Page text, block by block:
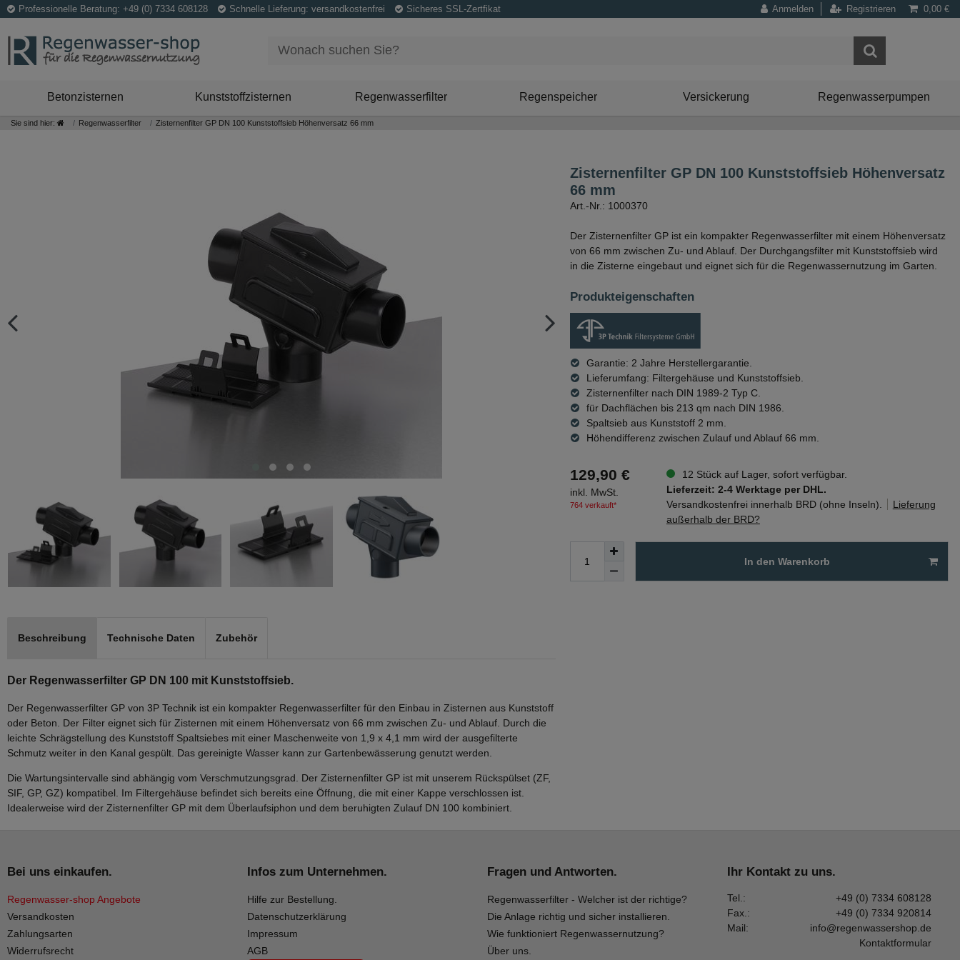
Professionelle Beratung: +49 (0) 7334 608128 Schnelle Lieferung: versandkostenfrei Sicheres SSL-Zertfikat Anmelden Registrieren 0,00 €
Betonzisternen Kunststoffzisternen Regenwasserfilter Regenspeicher Versickerung Regenwasserpumpen
Sie sind hier: Regenwasserfilter Zisternenfilter GP DN 100 Kunststoffsieb Höhenversatz 66 mm
Zisternenfilter GP DN 100 Kunststoffsieb Höhenversatz
66 mm
Art.-Nr.: 1000370
Der Zisternenfilter GP ist ein kompakter Regenwasserfilter mit einem Höhenversatz
von 66 mm zwischen Zu- und Ablauf. Der Durchgangsfilter mit Kunststoffsieb wird
in die Zisterne eingebaut und eignet sich für die Regenwassernutzung im Garten.
Produkteigenschaften
Garantie: 2 Jahre Herstellergarantie.
Lieferumfang: Filtergehäuse und Kunststoffsieb.
Zisternenfilter nach DIN 1989-2 Typ C.
für Dachflächen bis 213 qm nach DIN 1986.
Spaltsieb aus Kunststoff 2 mm.
Höhendifferenz zwischen Zulauf und Ablauf 66 mm.
129,90 €
inkl. MwSt.
764 verkauft*
12 Stück auf Lager, sofort verfügbar.
Lieferzeit: 2-4 Werktage per DHL.
Versandkostenfrei innerhalb BRD (ohne Inseln).
Lieferung
außerhalb der BRD?
In den Warenkorb
Beschreibung Technische Daten Zubehör
Der Regenwasserfilter GP DN 100 mit Kunststoffsieb.
Der Regenwasserfilter GP von 3P Technik ist ein kompakter Regenwasserfilter für den Einbau in Zisternen aus Kunststoff
oder Beton. Der Filter eignet sich für Zisternen mit einem Höhenversatz von 66 mm zwischen Zu- und Ablauf. Durch die
leichte Schrägstellung des Kunststoff Spaltsiebes mit einer Maschenweite von 1,9 x 4,1 mm wird der ausgefilterte
Schmutz weiter in den Kanal gespült. Das gereinigte Wasser kann zur Gartenbewässerung genutzt werden.
Die Wartungsintervalle sind abhängig vom Verschmutzungsgrad. Der Zisternenfilter GP ist mit unserem Rückspülset (ZF,
SIF, GP, GZ) kompatibel. Im Filtergehäuse befindet sich bereits eine Öffnung, die mit einer Kappe verschlossen ist.
Idealerweise wird der Zisternenfilter GP mit dem Überlaufsiphon und dem beruhigten Zulauf DN 100 kombiniert.
Bei uns einkaufen.
Regenwasser-shop Angebote
Versandkosten
Zahlungsarten
Widerrufsrecht
Infos zum Unternehmen.
Hilfe zur Bestellung.
Datenschutzerklärung
Impressum
AGB
Fragen und Antworten.
Regenwasserfilter - Welcher ist der richtige?
Die Anlage richtig und sicher installieren.
Wie funktioniert Regenwassernutzung?
Über uns.
Ihr Kontakt zu uns.
Tel.:
+49 (0) 7334 608128
Fax.:
+49 (0) 7334 920814
Mail:
info@regenwassershop.de
Kontaktformular